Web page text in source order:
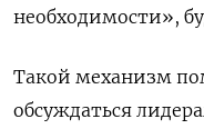
необходимости»,
Такой механизм
обсуждаться